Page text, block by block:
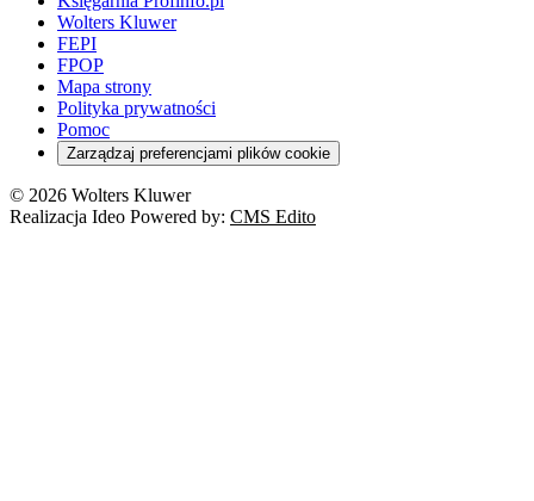
Nowe uprawnienia PIP
Energetyka
ESG
Kredyty
Cło
Deregulacja
Cyberbezpieczeństwo
Franczyza
Prawo autorskie
Emerytury i renty
Pacjent
Szkoła i uczeń
Turystyka
Orzeczenia
RODO
Wolters Kluwer
FEPI
FPOP
Mapa strony
Polityka prywatności
Pomoc
Zarządzaj preferencjami plików cookie
© 2026 Wolters Kluwer
Realizacja Ideo Powered by: CMS Edito